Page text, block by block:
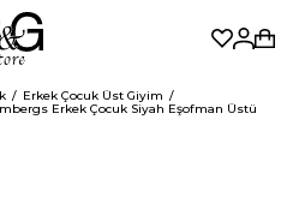
Erkek Çocuk Üst Giyim
Erkek Çocuk Siyah Eşofman Üstü